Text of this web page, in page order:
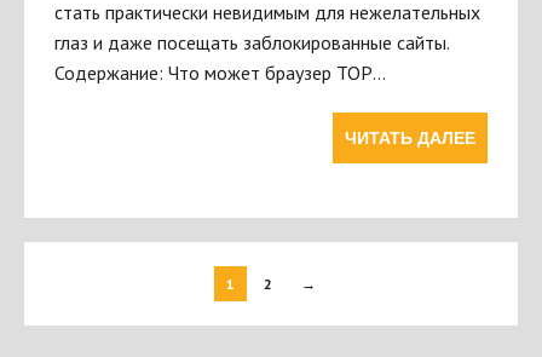
стать практически невидимым для нежелательных
глаз и даже посещать заблокированные сайты.
Содержание: Что может браузер ТОР…
ЧИТАТЬ ДАЛЕЕ
1 2 →